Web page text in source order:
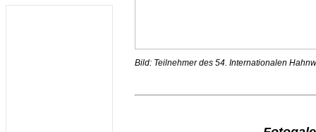
Bild: Teilnehmer des 54. Internationalen